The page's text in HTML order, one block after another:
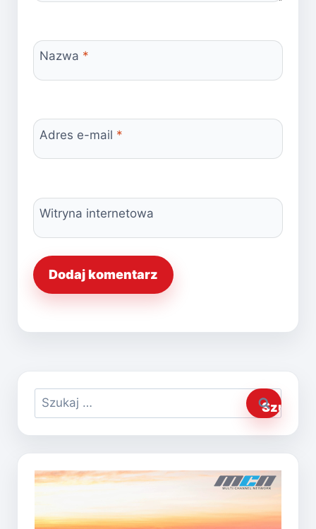
Nazwa *
Adres e-mail *
Witryna internetowa
Szukaj: